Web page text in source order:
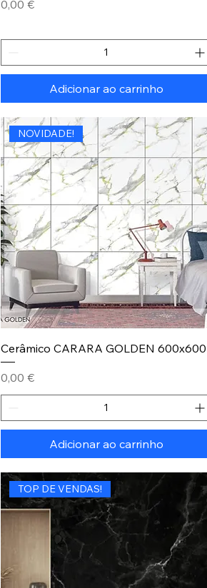
Preço
0,00 €
Adicionar ao carrinho
NOVIDADE!
Cerâmico CARARA GOLDEN 600x600
Preço
0,00 €
Adicionar ao carrinho
TOP DE VENDAS!